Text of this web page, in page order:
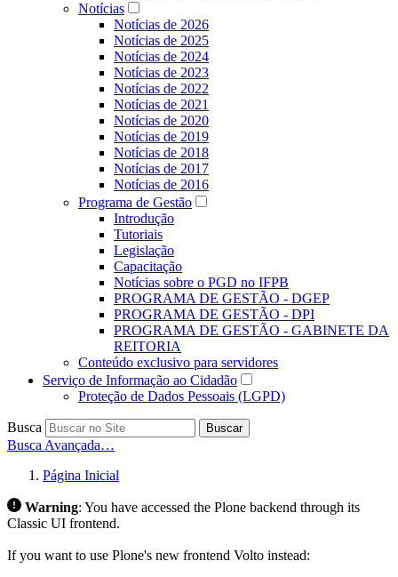
Notícias
Notícias de 2026
Notícias de 2025
Notícias de 2024
Notícias de 2023
Notícias de 2022
Notícias de 2021
Notícias de 2020
Notícias de 2019
Notícias de 2018
Notícias de 2017
Notícias de 2016
Programa de Gestão
Introdução
Tutoriais
Legislação
Capacitação
Notícias sobre o PGD no IFPB
PROGRAMA DE GESTÃO - DGEP
PROGRAMA DE GESTÃO - DPI
PROGRAMA DE GESTÃO - GABINETE DA
REITORIA
Conteúdo exclusivo para servidores
Serviço de Informação ao Cidadão
Proteção de Dados Pessoais (LGPD)
Busca Buscar
Busca Avançada…
Página Inicial
Warning: You have accessed the Plone backend through its
Classic UI frontend.
If you want to use Plone's new frontend Volto instead: